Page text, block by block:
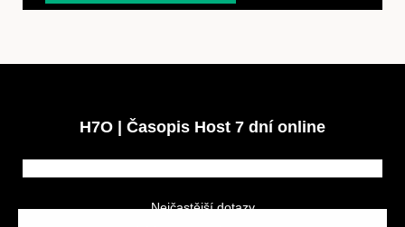
H7O | Časopis Host 7 dní online
Nejčastější dotazy